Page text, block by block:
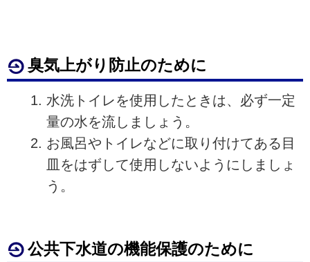
臭気上がり防止のために
水洗トイレを使用したときは、必ず一定
量の水を流しましょう。
お風呂やトイレなどに取り付けてある目
皿をはずして使用しないようにしましょ
う。
公共下水道の機能保護のために